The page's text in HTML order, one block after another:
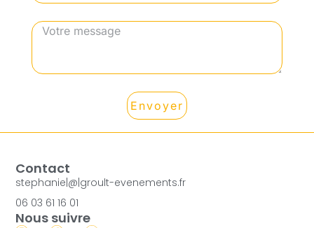
Envoyer
Contact
stephanie|@|groult-evenements.fr
06 03 61 16 01
Nous suivre